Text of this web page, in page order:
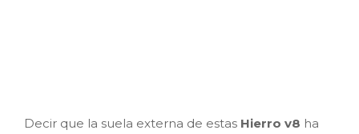
Decir que la suela externa de estas Hierro v8 ha